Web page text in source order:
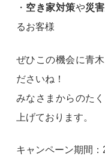
・ 空き家対策や災
るお客様
ぜひこの機会に青
ださいね！
みなさまからのた
上げております。
キャンペーン期間